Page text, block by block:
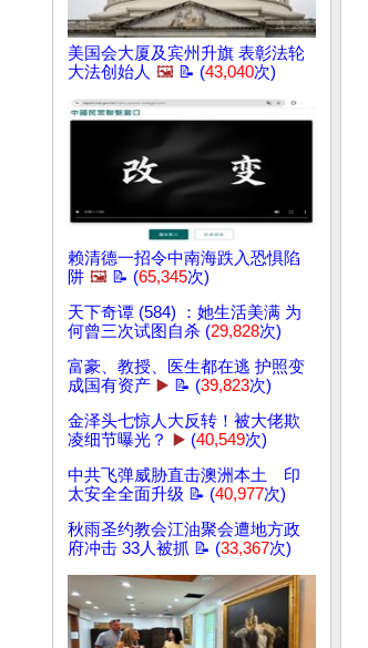
美国会大厦及宾州升旗 表彰法轮
大法创始人 🖼️ 📝 (43,040次)
赖清德一招令中南海跌入恐惧陷
阱 🖼️ 📝 (65,345次)
天下奇谭 (584) ：她生活美满 为
何曾三次试图自杀 (29,828次)
富豪、教授、医生都在逃 护照变
成国有资产 ▶️ 📝 (39,823次)
金泽头七惊人大反转！被大佬欺
凌细节曝光？
▶️ (40,549次)
中共飞弹威胁直击澳洲本土 印
太安全全面升级 📝 (40,977次)
秋雨圣约教会江油聚会遭地方政
府冲击 33人被抓 📝 (33,367次)